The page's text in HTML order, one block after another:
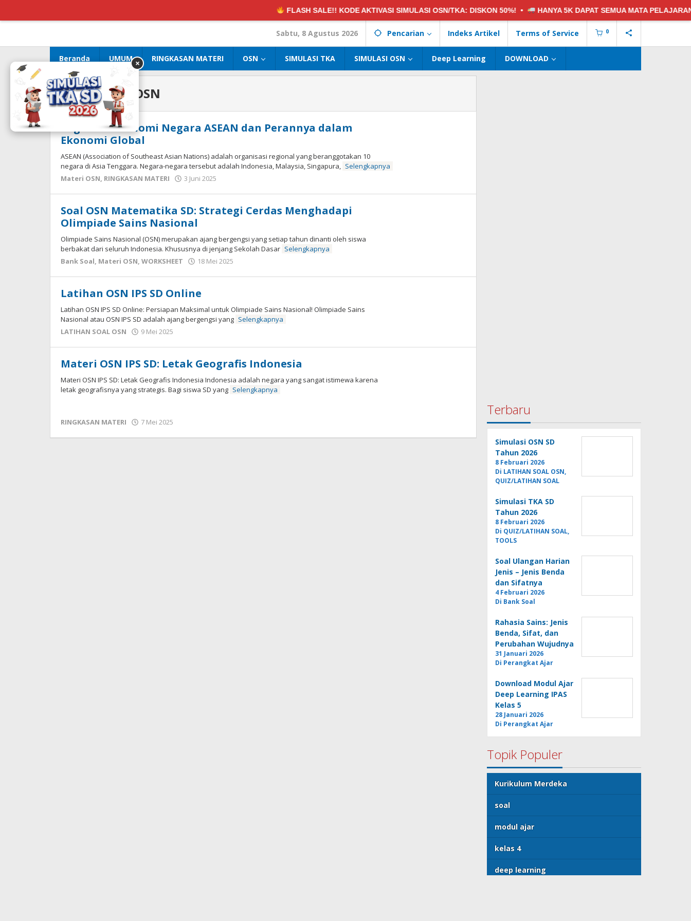
konten
FLASH SALE!! KODE AKTIVASI SIMULASI OSN/TKA:DISKON 50%! • HANYA 5KDAPAT SEMUA MATA PELAJARAN •
Sabtu, 8 Agustus 2026 Pencarian Indeks Artikel Terms of Service 0
Beranda UMUM RINGKASAN MATERI OSN SIMULASI TKA SIMULASI OSN Deep Learning DOWNLOAD
Tag:Materi OSN
Kegiatan Ekonomi Negara ASEAN dan Perannya dalam
Ekonomi Global
ASEAN (Association of Southeast Asian Nations) adalah organisasi regional yang beranggotakan 10
negara di Asia Tenggara. Negara-negara tersebut adalah Indonesia, Malaysia, Singapura, Selengkapnya
Materi OSN, RINGKASAN MATERI 3 Juni 2025
Soal OSN Matematika SD: Strategi Cerdas Menghadapi
Olimpiade Sains Nasional
Olimpiade Sains Nasional (OSN) merupakan ajang bergengsi yang setiap tahun dinanti oleh siswa
berbakat dari seluruh Indonesia. Khususnya di jenjang Sekolah Dasar Selengkapnya
Bank Soal, Materi OSN, WORKSHEET 18 Mei 2025
Latihan OSN IPS SD Online
Latihan OSN IPS SD Online: Persiapan Maksimal untuk Olimpiade Sains Nasional! Olimpiade Sains
Nasional atau OSN IPS SD adalah ajang bergengsi yang Selengkapnya
LATIHAN SOAL OSN
9 Mei 2025
Materi OSN IPS SD: Letak Geografis Indonesia
Materi OSN IPS SD: Letak Geografis Indonesia Indonesia adalah negara yang sangat istimewa karena
letak geografisnya yang strategis. Bagi siswa SD yang Selengkapnya
RINGKASAN MATERI 7 Mei 2025
Terbaru
Simulasi OSN SD
Tahun 2026
8 Februari 2026
Di LATIHAN SOAL OSN,
QUIZ/LATIHAN SOAL
Simulasi TKA SD
Tahun 2026
8 Februari 2026
Di QUIZ/LATIHAN SOAL,
TOOLS
Soal Ulangan Harian
Jenis – Jenis Benda
dan Sifatnya
4 Februari 2026
Di Bank Soal
Rahasia Sains: Jenis
Benda, Sifat, dan
Perubahan Wujudnya
31 Januari 2026
Di Perangkat Ajar
Download Modul Ajar
Deep Learning IPAS
Kelas 5
28 Januari 2026
Di Perangkat Ajar
Topik Populer
Kurikulum Merdeka
soal
modul ajar
kelas 4
deep learning
×